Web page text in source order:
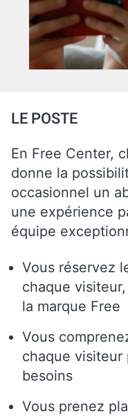
LE POSTE
En Free Center,
donne la
occasionnel un
une expérience
équipe
Vous réservez
chaque
la marque Free
Vous
chaque visiteur
besoins
Vous prenez